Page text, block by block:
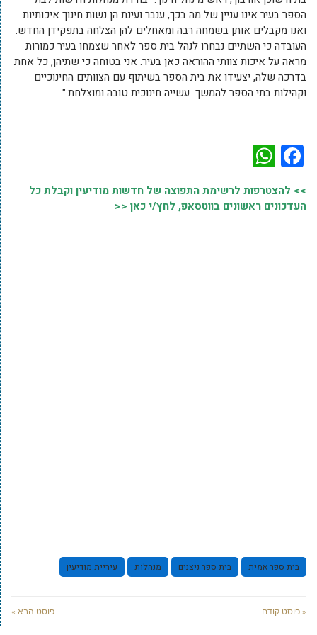
הספר בעיר אינו עניין של מה בכך, ענבר ועינת הן נשות חינוך איכותיות
ואנו מקבלים אותן בשמחה רבה ומאחלים להן הצלחה בתפקידן החדש.
העובדה כי השתיים נבחרו לנהל בית ספר לאחר שצמחו בעיר כמורות
מראה על איכות צוותי ההוראה כאן בעיר. אני בטוחה כי שתיהן, כל אחת
בדרכה שלה, יצעידו את בית הספר בשיתוף עם הצוותים החינוכיים
וקהילות בתי הספר להמשך עשייה חינוכית טובה ומוצלחת."
Facebook
>> להצטרפות לרשימת התפוצה של חדשות מודיעין וקבלת כל
העדכונים ראשונים בווטסאפ, לחץ/י כאן <<
בית ספר אמית בית ספר ניצנים מנהלות עיריית מודיעין
« פוסט קודם פוסט הבא »